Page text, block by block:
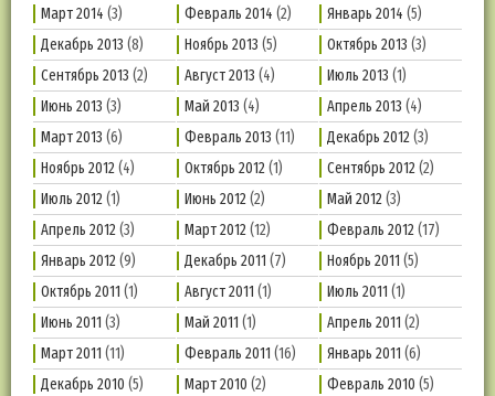
Март 2014 (3) Февраль 2014 (2) Январь 2014 (5)
Декабрь 2013 (8) Ноябрь 2013 (5) Октябрь 2013 (3)
Сентябрь 2013 (2) Август 2013 (4) Июль 2013 (1)
Июнь 2013 (3) Май 2013 (4) Апрель 2013 (4)
Март 2013 (6) Февраль 2013 (11) Декабрь 2012(3)
Ноябрь 2012(4) Октябрь 2012(1) Сентябрь 2012(2)
Июль 2012(1) Июнь 2012(2) Май 2012(3)
Апрель 2012(3) Март 2012(12) Февраль 2012(17)
Январь 2012(9) Декабрь 2011 (7) Ноябрь 2011 (5)
Октябрь 2011 (1) Август 2011 (1) Июль 2011 (1)
Июнь 2011 (3) Май 2011 (1) Апрель 2011 (2)
Март 2011 (11) Февраль 2011 (16) Январь 2011 (6)
Декабрь 2010 (5) Март 2010 (2) Февраль 2010 (5)